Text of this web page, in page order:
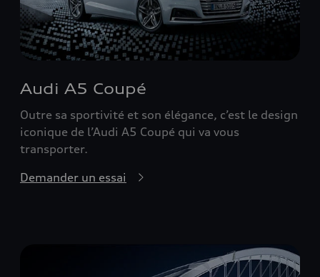
Audi A5 Coupé
Outre sa sportivité et son élégance, c’est le design
iconique de l’Audi A5 Coupé qui va vous
transporter.
Demander un essai